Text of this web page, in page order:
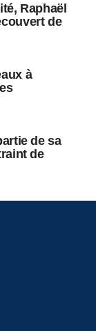
Raphaël
de
à
de sa
de